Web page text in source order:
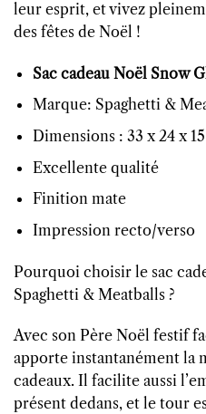
leur esprit, et vivez
des fêtes de Noël !
Sac cadeau Noël Snow
Marque: Spaghetti &
Dimensions : 33 x 24 x
Excellente qualité
Finition mate
Impression recto/verso
Pourquoi choisir le sac
Spaghetti & Meatballs ?
Avec son Père Noël festif
apporte instantanément la
cadeaux. Il facilite aussi
présent dedans, et le tour